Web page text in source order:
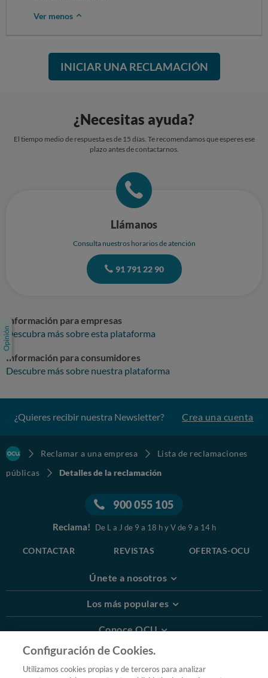
Ver menos
INICIAR UNA RECLAMACIÓN
¿Necesitas ayuda?
El tiempo medio de respuesta es de 15 días. Te recomendamos que esperes ese
plazo antes de contactarnos.
Llámanos
Consulta nuestros horarios de atención
91 791 22 90
Información para empresas
Descubra más sobre esta plataforma
Información para consumidores
Descubre más sobre nuestra plataforma
¿Quieres recibir nuestra Newsletter? Crea una cuenta
Reclamar a una empresa
Lista de reclamaciones
públicas
Detalles de la reclamación
900 055 105
Reclama! De L a J de 9 a 18 h y V de 9 a 14 h
CONTACTAR REVISTAS OFERTAS-OCU
Únete a nosotros
Los más populares
Conoce OCU
Más Información
Configuración de Cookies.
Utilizamos cookies propias y de terceros para analizar